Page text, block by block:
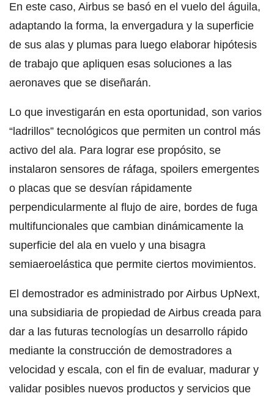
En este caso, Airbus se basó en el vuelo del águila,
adaptando la forma, la envergadura y la superficie
de sus alas y plumas para luego elaborar hipótesis
de trabajo que apliquen esas soluciones a las
aeronaves que se diseñarán.
Lo que investigarán en esta oportunidad, son varios
“ladrillos” tecnológicos que permiten un control más
activo del ala. Para lograr ese propósito, se
instalaron sensores de ráfaga, spoilers emergentes
o placas que se desvían rápidamente
perpendicularmente al flujo de aire, bordes de fuga
multifuncionales que cambian dinámicamente la
superficie del ala en vuelo y una bisagra
semiaeroelástica que permite ciertos movimientos.
El demostrador es administrado por Airbus UpNext,
una subsidiaria de propiedad de Airbus creada para
dar a las futuras tecnologías un desarrollo rápido
mediante la construcción de demostradores a
velocidad y escala, con el fin de evaluar, madurar y
validar posibles nuevos productos y servicios que